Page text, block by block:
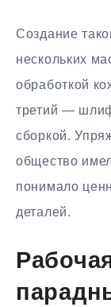
Создание
нескольких
обработкой
третий —
сборкой.
общество
понимало
деталей.